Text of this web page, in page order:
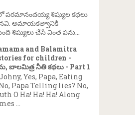
పరమానందయ్య శిష్యుల కథలు
అమాయకత్వానికి
శిష్యులు చేసే వింత పను...
and Balamitra
for children -
బాలమిత్ర నీతి కథలు - Part 1
Yes, Papa, Eating
Papa Telling lies? No,
O Ha! Ha! Ha! Along
...